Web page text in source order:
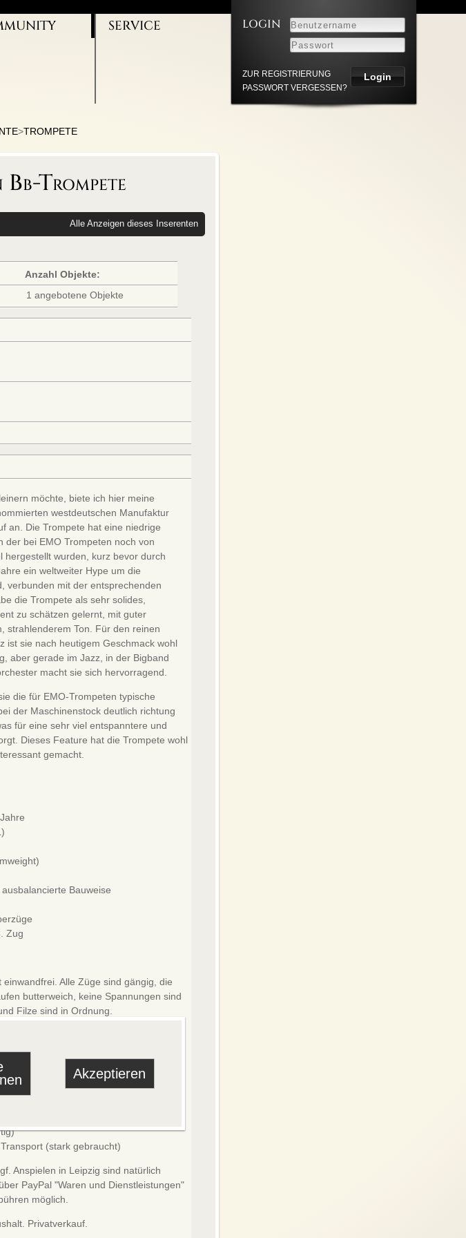
SERVICE LOGIN
ZUR REGISTRIERUNG
PASSWORT VERGESSEN?
>TROMPETE
Trompete
Alle Anzeigen dieses Inserenten
Anzahl Objekte:
1 angebotene Objekte
möchte, biete ich hier meine
westdeutschen Manufaktur
an. Die Trompete hat eine niedrige
der bei EMO Trompeten noch von
hergestellt wurden, kurz bevor durch
ein weltweiter Hype um die
verbunden mit der entsprechenden
die Trompete als sehr solides,
zu schätzen gelernt, mit guter
strahlenderem Ton. Für den reinen
ist sie nach heutigem Geschmack wohl
aber gerade im Jazz, in der Bigband
macht sie sich hervorragend.
die für EMO-Trompeten typische
der Maschinenstock deutlich richtung
für eine sehr viel entspanntere und
Dieses Feature hat die Trompete wohl
gemacht.
Bauweise
Zug
einwandfrei. Alle Züge sind gängig, die
butterweich, keine Spannungen sind
Filze sind in Ordnung.
(siehe Fotos). Es gibt einige
und spielfertig gemacht.
(stark gebraucht)
Anspielen in Leipzig sind natürlich
PayPal "Waren und Dienstleistungen"
möglich.
Privatverkauf.
Akzeptieren